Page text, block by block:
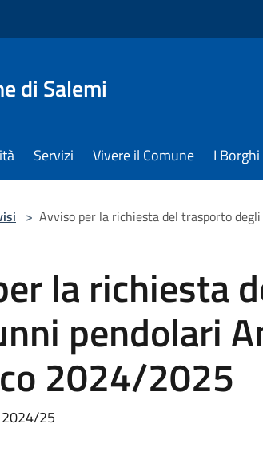
di Salemi
Servizi Vivere il Comune I
> Avviso per la richiesta del trasporto
la richiesta
pendolari
2024/2025
2024/25